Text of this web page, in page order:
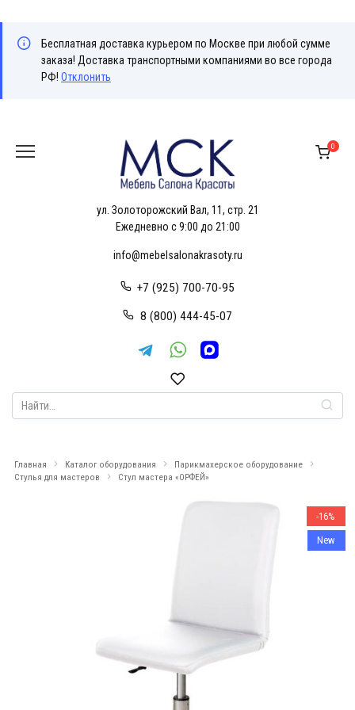
Бесплатная доставка курьером по Москве при любой сумме
заказа! Доставка транспортными компаниями во все города
РФ! Отклонить
содержанию
ул. Золоторожский Вал, 11, стр. 21
Ежедневно с 9:00 до 21:00
info@mebelsalonakrasoty.ru
+7 (925) 700-70-95
8 (800) 444-45-07
0
Search
for:
Главная Каталог оборудования
Парикмахерское оборудование
Стулья для мастеров
Стул мастера «ОРФЕЙ»
-16%
New